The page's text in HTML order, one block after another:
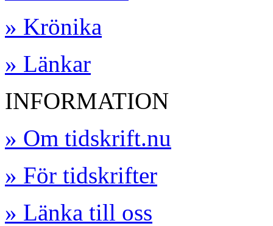
» Krönika
» Länkar
INFORMATION
» Om tidskrift.nu
» För tidskrifter
» Länka till oss